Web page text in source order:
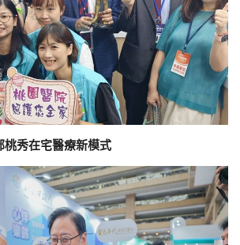
秀在宅醫療新模式